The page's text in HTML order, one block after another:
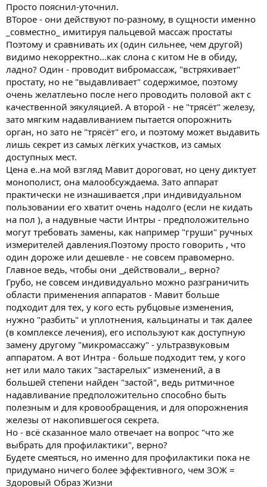
Просто пояснил-уточнил.
ВТорое - они действуют по-разному, в сущности именно
_совместно_ имитируя пальцевой массаж простаты
Поэтому и сравнивать их (один сильнее, чем другой)
видимо некорректно...как слона с китом Не в обиду,
ладно? Один - проводит вибромассаж, "встряхивает"
простату, но не "выдавливает" содержимое, поэтому
очень желатлеьно после него проводить половой акт с
качественной эякуляцией. А второй - не "трясёт" железу,
зато мягким надавливанием пытается опорожнить
орган, но зато не "трясёт" его, и поэтому может выдавить
лишь секрет из самых лёгких участков, из самых
доступных мест.
Цена е..на мой взгляд Мавит дороговат, но цену диктует
монополист, она малообсуждаема. Зато аппарат
практически не изнашивается ,при индивидуальном
пользовании его хватит очень надолго (если не кидать
на пол ), а надувные части Интры - предположительно
могут требовать замены, как например "груши" ручных
измерителей давления.Поэтому просто говорить , что
один дороже или дешевле - не совсем правомерно.
Главное ведь, чтобы они _действовали_, верно?
Грубо, не совсем индивидуально можно разграничить
области применения аппаратов - Мавит больше
подходит для тех, у кого есть рубцовые изменения,
нужно "разбить" и уплотнения, кальцинаты и так далее
(в комплексе лечения), его используют как доступную
замену другому "микромассажу" - ультразвуковым
аппаратом. А вот Интра - больше подходит тем, у кого
нет или мало таких "застарелых" изменений, а в
большей степени найден "застой", ведь ритмичное
надавливание предположительно способно быть
полезным и для кровообращения, и для опорожнения
железы от накопившегося секрета.
Но - всё сказанное мало отвечает на вопрос "что же
выбрать для профилактики", верно?
Будете смеяться, но именно для профилактики пока не
придумано ничего более эффективного, чем ЗОЖ =
Здоровый Образ Жизни